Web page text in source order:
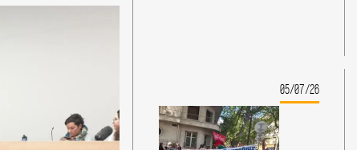
DÉBUT
DE
L’ANNÉE
2026
05/07/26